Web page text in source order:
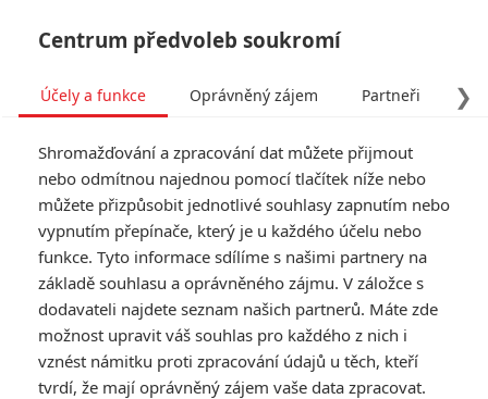
Robotech: Do kin se chystá
bitva obřích robotů s
mimozemšťany
Napsal:Petr Slavík - (Anarvin), 28.04.2022 15:12
Centrum předvoleb soukromí
❯
Účely a funkce Oprávněný zájem Partneři
Shromažďování a zpracování dat můžete přijmout
nebo odmítnou najednou pomocí tlačítek níže nebo
můžete přizpůsobit jednotlivé souhlasy zapnutím nebo
vypnutím přepínače, který je u každého účelu nebo
funkce. Tyto informace sdílíme s našimi partnery na
základě souhlasu a oprávněného zájmu. V záložce s
dodavateli najdete seznam našich partnerů. Máte zde
možnost upravit váš souhlas pro každého z nich i
vznést námitku proti zpracování údajů u těch, kteří
tvrdí, že mají oprávněný zájem vaše data zpracovat.